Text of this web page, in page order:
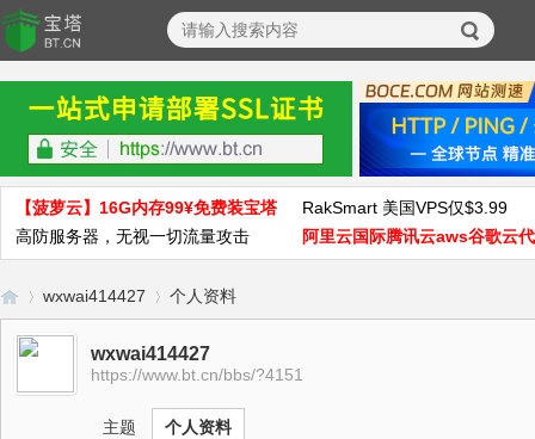
【菠萝云】16G内存99¥免费装宝塔
RakSmart 美国VPS仅$3.99
高防服务器，无视一切流量攻击
阿里云国际腾讯云aws谷歌云
宝›
wxwai414427 个人资料
wxwai414427
https://www.bt.cn/bbs/?4151
主题 个人资料